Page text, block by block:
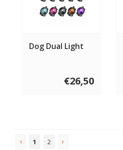
Dog Dual Light
€26,50
1 2